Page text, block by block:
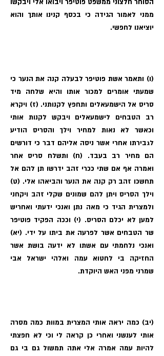
הסוחר חלצוני ממשפט פוטיפר ויבואו אלי ויבקשו
ממני לאמור הגידה כי בכסף קנינו אותך והוא
יוציאנו לחפשי.
(ו) ותאמר אשת פוטיפר לבעלה קנה את הנער כי
שמעתי אומרים למכור אותו והיא שלחה מיד
סריס אל הישמעאלים ותחפץ לקנותני. (ז) ויקרא
רב הטבחים לישמעאלים ויבקש לקנות אותי
וכאשר לא נאות למחיר וילך והסריס הודיע
לגבירתו אחרי אשר ניסה אליהם דבר כי דורשים
הם מחיר רב בעבד. (ח) ותשלח סריס אחר
ואמרה אף אם שתי ככרי זהב ידרשו תן להם אל
תחשכו זהב רק קנה את הנער והביאהו אלי. (ט)
וילך הסריס ויתן להם שמונים שקלי זהב ויקחני
ולמצרית הגיד כי מאה נתן ואנכי ידעתי ואחריש
למען לא יכלם הסריס. (י) וככה הפקיד פוטיפר
שר הטבחים אשר לפרעה את ביתו על ידי. (יא)
ואנכי נלחמתי עם אשתו לא ידעה בושת אשר
החזיקה בי לחטוא עמה ואלהי ישראל אבי
שמרני מפני האש היוקדת.
(יב) כמה יראה אותי המצרית במוות כמה מסרה
אותי לענשני ואחרי כן קראה לי וכי לא חפצתי
להיות עמה אמרה אלי אתה תמשול גם בי גם